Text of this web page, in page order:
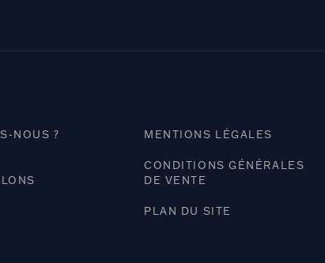
NOUS ? MENTIONS LÉGALES
CONDITIONS GÉNÉRALES
DE VENTE
PLAN DU SITE